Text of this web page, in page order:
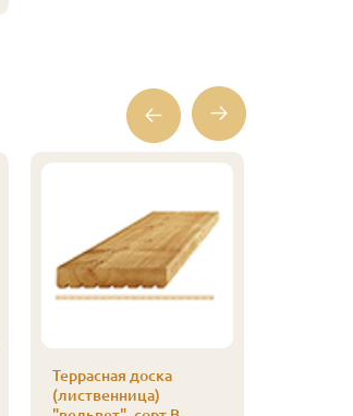
Террасная доска
(лиственница)